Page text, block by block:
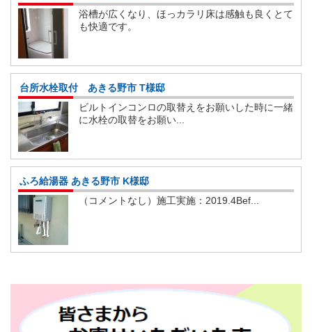
浴槽が広くなり、ほっカラリ床は感触も良くとて
も快適です。
台所水栓取付 あきる野市 T様邸
ビルトインコンロの取替えをお願いした時に一緒
に水栓の取替をお願い...
ふろ給湯器 あきる野市 K様邸
（コメントなし）施工実施：2019.4Bef...